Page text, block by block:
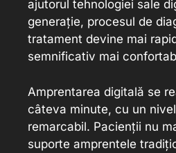
ajutorul tehnologiei sale
generație, procesul de
tratament devine mai
semnificativ mai
Amprentarea digitală se
câteva minute, cu un
remarcabil. Pacienții nu
suporte amprentele